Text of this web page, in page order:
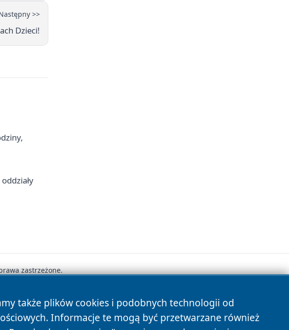
>>
Dzieci!
także plików cookies i podobnych technologii od
Informacje te mogą być przetwarzane również
zastrzeżone.
Polityka Cookies